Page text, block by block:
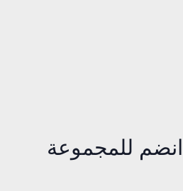
انضم للمجموعة